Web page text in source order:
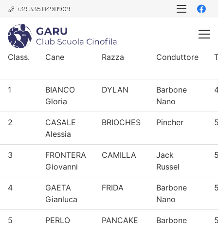
+39 335 8498909
Class. Cane Razza Conduttore
1
BIANCO
Gloria
DYLAN
Barbone
Nano
2
CASALE
Alessia
BRIOCHES Pincher
3
FRONTERA
Giovanni
CAMILLA
Jack
Russel
4
GAETA
Gianluca
FRIDA
Barbone
Nano
5
PERLO
PANCAKE
Barbone